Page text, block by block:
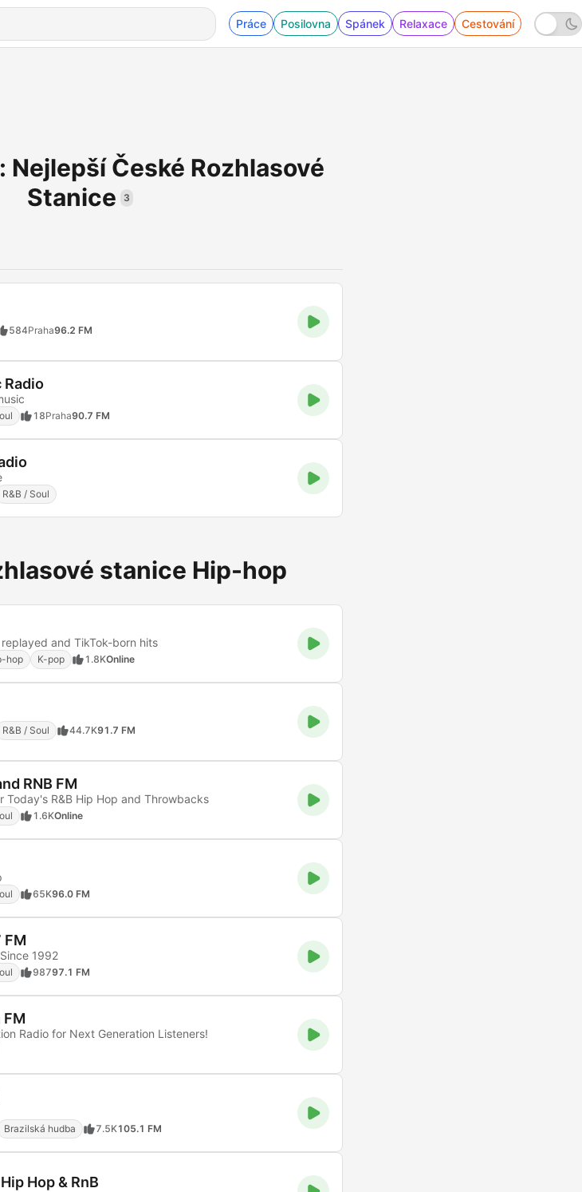
Práce Posilovna Spánek Relaxace Cestování
Nejlepší České Rozhlasové
Stanice
3
584Praha96.2 FM
Radio
18Praha90.7 FM
R&B / Soul
stanice Hip-hop
and TikTok-born hits
hop K-pop 1.8KOnline
R&B / Soul 44.7K91.7 FM
RNB FM
Today's R&B Hip Hop and Throwbacks
1.6KOnline
65K96.0 FM
FM
1992
98797.1 FM
FM
Radio for Next Generation Listeners!
Brazilská hudba 7.5K105.1 FM
Hop & RnB